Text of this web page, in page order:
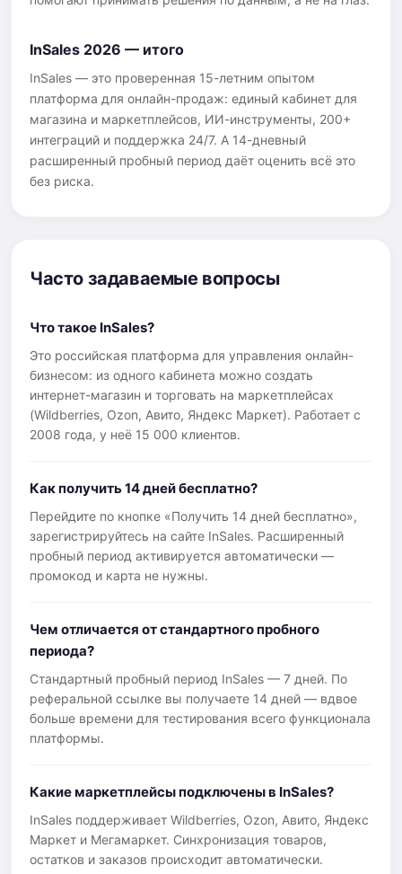
InSales 2026 — итого
InSales — это проверенная 15-летним опытом
платформа для онлайн-продаж: единый кабинет для
магазина и маркетплейсов, ИИ-инструменты, 200+
интеграций и поддержка 24/7. А 14-дневный
расширенный пробный период даёт оценить всё это
без риска.
Часто задаваемые вопросы
Что такое InSales?
Это российская платформа для управления онлайн-
бизнесом: из одного кабинета можно создать
интернет-магазин и торговать на маркетплейсах
(Wildberries, Ozon, Авито, Яндекс Маркет). Работает с
2008 года, у неё 15 000 клиентов.
Как получить 14 дней бесплатно?
Перейдите по кнопке «Получить 14 дней бесплатно»,
зарегистрируйтесь на сайте InSales. Расширенный
пробный период активируется автоматически —
промокод и карта не нужны.
Чем отличается от стандартного пробного
периода?
Стандартный пробный период InSales — 7 дней. По
реферальной ссылке вы получаете 14 дней — вдвое
больше времени для тестирования всего функционала
платформы.
Какие маркетплейсы подключены в InSales?
InSales поддерживает Wildberries, Ozon, Авито, Яндекс
Маркет и Мегамаркет. Синхронизация товаров,
остатков и заказов происходит автоматически.